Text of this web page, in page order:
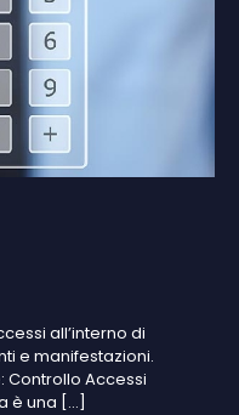
all’interno di
e manifestazioni.
Controllo Accessi
è una […]